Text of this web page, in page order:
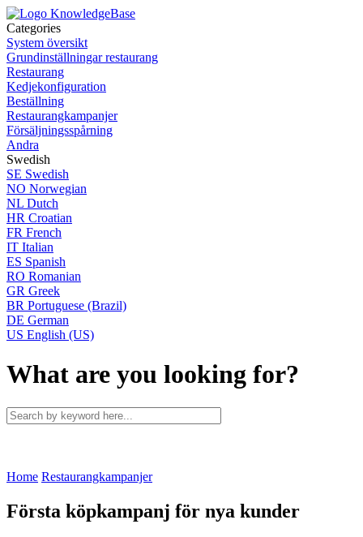
Categories
System översikt
Grundinställningar restaurang
Restaurang
Kedjekonfiguration
Beställning
Restaurangkampanjer
Försäljningsspårning
Andra
Swedish
SE Swedish
NO Norwegian
NL Dutch
HR Croatian
FR French
IT Italian
ES Spanish
RO Romanian
GR Greek
BR Portuguese (Brazil)
DE German
US English (US)
What are you looking for?
Home Restaurangkampanjer
Första köpkampanj för nya kunder